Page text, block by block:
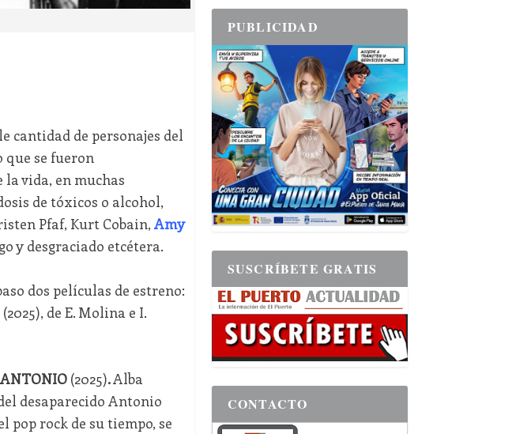
cantidad de personajes del
que se fueron
vida, en muchas
de tóxicos o alcohol,
Pfaf, Kurt Cobain, Amy
y desgraciado etcétera.
dos películas de estreno:
(2025), de E. Molina e I.
ANTONIO(2025).Alba
desaparecido Antonio
pop rock de su tiempo, se
PUBLICIDAD
SUSCRÍBETE GRATIS
CONTACTO